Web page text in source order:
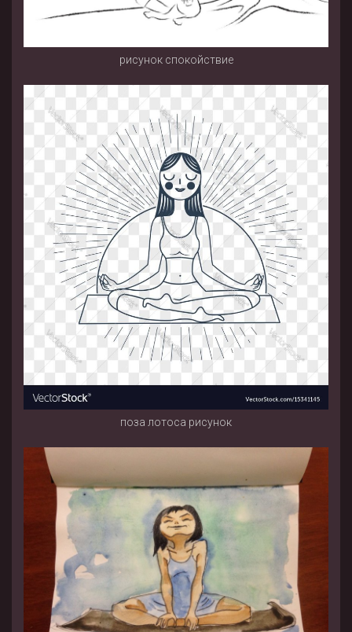
рисунок спокойствие
поза лотоса рисунок